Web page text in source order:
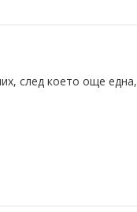
след което още една,